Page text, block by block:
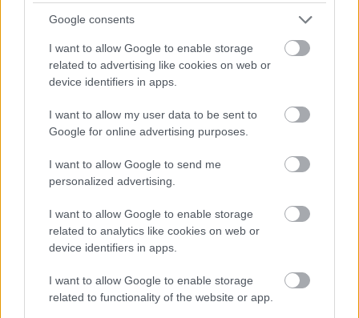
Google consents
I want to allow Google to enable storage
related to advertising like cookies on web or
device identifiers in apps.
I want to allow my user data to be sent to
Google for online advertising purposes.
I want to allow Google to send me
personalized advertising.
I want to allow Google to enable storage
related to analytics like cookies on web or
device identifiers in apps.
I want to allow Google to enable storage
related to functionality of the website or app.
Előző oldal 1 2